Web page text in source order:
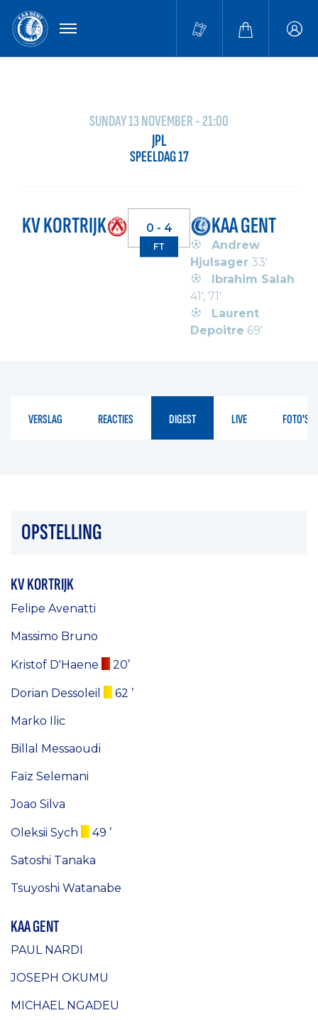
MENU
SUNDAY 13 NOVEMBER - 21:00
JPL
SPEELDAG 17
KV KORTRIJK 0 - 4
FT
KAA GENT
Andrew
Hjulsager 33'
Ibrahim Salah
41', 71'
Laurent
Depoitre 69'
VERSLAG REACTIES DIGEST LIVE FOTO'S
OPSTELLING
KV KORTRIJK
Felipe Avenatti
Massimo Bruno
Kristof D'Haene 20’
Dorian Dessoleil 62 ’
Marko Ilic
Billal Messaoudi
Faïz Selemani
Joao Silva
Oleksii Sych 49 ’
Satoshi Tanaka
Tsuyoshi Watanabe
KAA GENT
PAUL NARDI
JOSEPH OKUMU
MICHAEL NGADEU